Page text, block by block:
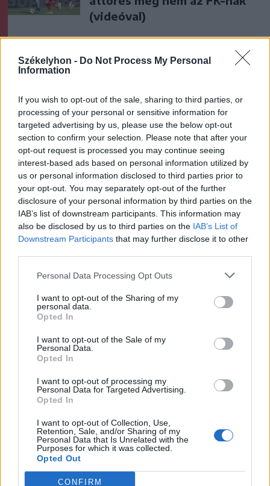
Székelyhon - Do Not Process My Personal
Information
If you wish to opt-out of the sale, sharing to third parties, or
processing of your personal or sensitive information for
targeted advertising by us, please use the below opt-out
section to confirm your selection. Please note that after your
opt-out request is processed you may continue seeing
interest-based ads based on personal information utilized by
us or personal information disclosed to third parties prior to
your opt-out. You may separately opt-out of the further
disclosure of your personal information by third parties on the
IAB’s list of downstream participants. This information may
also be disclosed by us to third parties on the IAB’s List of
Downstream Participants that may further disclose it to other
Personal Data Processing Opt Outs
I want to opt-out of the Sharing of my
personal data.
Opted In
I want to opt-out of the Sale of my
Personal Data.
Opted In
I want to opt-out of processing my
Personal Data for Targeted Advertising.
Opted In
I want to opt-out of Collection, Use,
Retention, Sale, and/or Sharing of my
Personal Data that Is Unrelated with the
Purposes for which it was collected.
Opted Out
CONFIRM
(videóval)
Putyin egy NATO-tagállam
amerikai hírszerzés szerint
Székely Sport
Otthon kapott ki az újonctól a
Marosvásárhelyi ASA, a
Steaua sem tudott nyerni
Nőileg
B. Máthé Zsuzsa: Az élet
„doktoriját” végeztem el az
epilepsziámmal
A rovat további cikkei